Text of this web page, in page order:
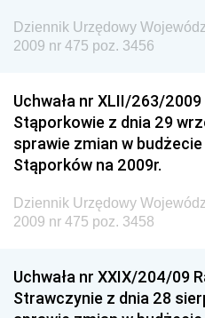
Wewnętrznego
Dziennik Urzędowy
Dziennik Urzędowy
Krajowych i Autostrad
Dziennik Urzędowy
Dziennik Urzędowy
Dziennik Urzędowy
Dziennik Urzędowy
Dziennik Urzędowy
2009 nr 475 poz. 3456
Uchwała nr XLII/263/
Stąporkowie z dnia 29
sprawie zmian w
Stąporków na 2009r.
Dziennik Urzędowy
2009 nr 475 poz. 3458
Uchwała nr XXIX/204/09
Strawczynie z dnia 28